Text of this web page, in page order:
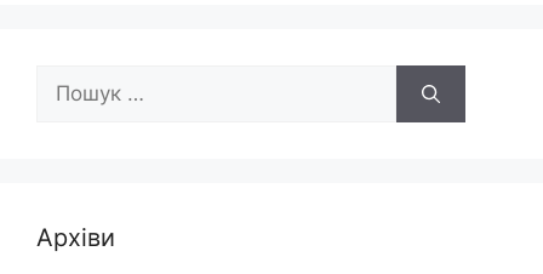
Пошук:
Архіви